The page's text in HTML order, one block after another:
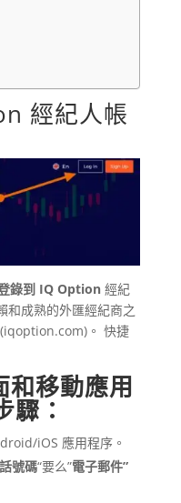
經紀人帳
錄到 IQ Option經紀
和成熟的外匯經紀商之
。 快捷
和移動應用
驟：
iOS 應用程序。
號碼“要么”電子郵件”